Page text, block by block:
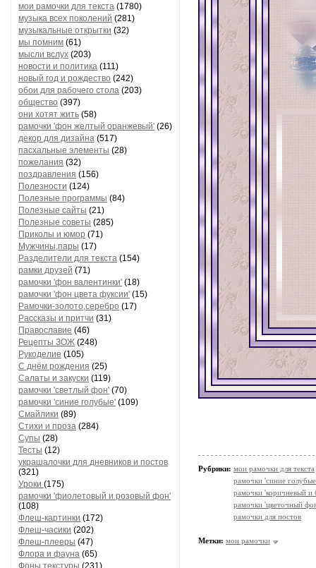
мои рамочки для текста (1780)
музыка всех поколений (281)
музыкальные открытки (32)
мы помним (61)
мысли вслух (203)
новости и политика (111)
новый год и рождество (242)
обои для рабочего стола (203)
общество (397)
они хотят жить (58)
рамочки 'фон желтый оранжевый' (26)
декор для дизайна (517)
пасхальные элементы (28)
пожелания (32)
поздравления (156)
Полезности (124)
Полезные программы (84)
Полезные сайты (21)
Полезные советы (285)
Приколы и юмор (71)
Мужчины,пары (17)
Разделители для текста (154)
рамки друзей (71)
рамочки 'фон валентинки' (18)
рамочки 'фон цвета фуксии' (15)
Рамочки-золото,серебро (17)
Рассказы и притчи (31)
Православие (46)
Рецепты ЗОЖ (248)
Рукоделие (105)
С днём рождения (25)
Салаты и закуски (119)
рамочки 'светлый фон' (70)
рамочки 'синие голубые' (109)
Смайлики (89)
Стихи и проза (284)
Супы (28)
Тесты (12)
украшалочки для дневников и постов
(321)
Уроки (175)
рамочки 'фиолетовый и розовый фон'
(108)
Флеш-картинки (172)
Флеш-часики (202)
Флеш-плееры (47)
Флора и фауна (65)
Фоны текстуры (231)
Рубрики: мои рамочки для текста
рамочки 'синие
рамочки 'коричневый
рамочки 'цветочный
рамочки для постов
Метки: мои рамочки